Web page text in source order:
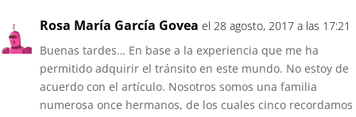
Rosa María García Govea el 28 agosto, 2017 a las 17:21
Buenas tardes… En base a la experiencia que me ha
permitido adquirir el tránsito en este mundo. No estoy de
acuerdo con el artículo. Nosotros somos una familia
numerosa once hermanos, de los cuales cinco recordamos